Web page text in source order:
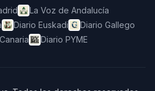
La Voz de Andalucía
Diario Euskadi
Diario Gallego
Diario PYME